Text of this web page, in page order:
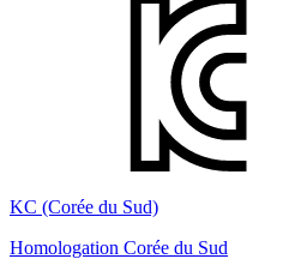
KC (Corée du Sud)
Homologation Corée du Sud